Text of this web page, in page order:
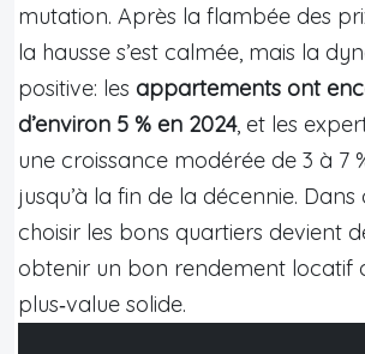
mutation. Après la flambée des
la hausse s’est calmée, mais la
positive: les appartements ont
d’environ 5 % en 2024, et les
une croissance modérée de 3 à 7
jusqu’à la fin de la décennie.
choisir les bons quartiers devient
obtenir un bon rendement locatif
plus‑value solide.